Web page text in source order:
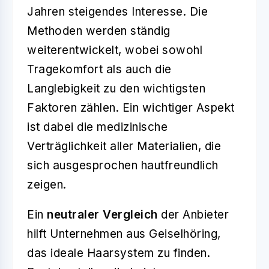
Jahren steigendes Interesse. Die
Methoden werden ständig
weiterentwickelt, wobei sowohl
Tragekomfort als auch die
Langlebigkeit zu den wichtigsten
Faktoren zählen. Ein wichtiger Aspekt
ist dabei die medizinische
Verträglichkeit aller Materialien, die
sich ausgesprochen hautfreundlich
zeigen.
Ein neutraler Vergleich der Anbieter
hilft Unternehmen aus Geiselhöring,
das ideale Haarsystem zu finden.